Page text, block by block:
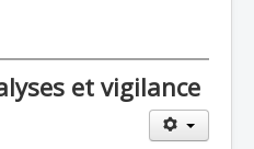
et vigilance